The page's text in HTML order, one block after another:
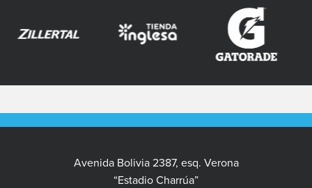
Avenida Bolivia 2387, esq. Verona
“Estadio Charrúa”